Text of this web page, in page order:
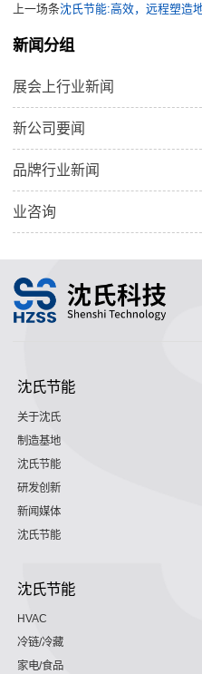
上一场条沈氏节能:高效，远程塑造
新闻分组
展会上行业新闻
新公司要闻
品牌行业新闻
业咨询
沈氏节能
关于沈氏
制造基地
沈氏节能
研发创新
新闻媒体
沈氏节能
沈氏节能
HVAC
冷链/冷藏
家电/食品